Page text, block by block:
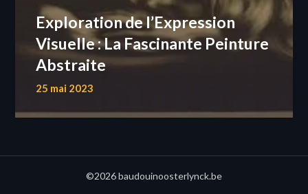
Exploration de l’Expression
Visuelle : La Fascinante Peinture
Abstraite
25 mai 2023
©2026 baudouinoosterlynck.be